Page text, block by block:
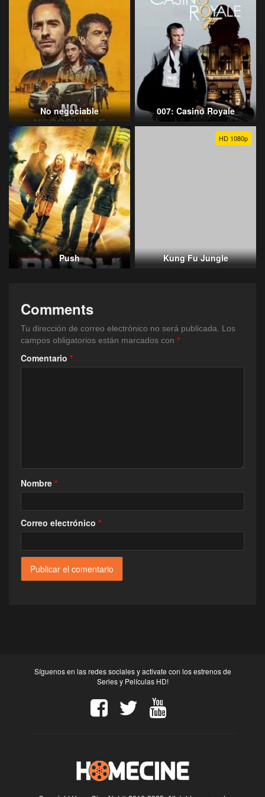
No negociable 007: Casino Royale
Push
HD 1080p
Kung Fu Jungle
Comments
Tu dirección de correo electrónico no será publicada.
Los
campos obligatorios están marcados con *
Comentario *
Nombre *
Correo electrónico *
Síguenos en las redes sociales y activate con los estrenos de
Series y Películas HD!